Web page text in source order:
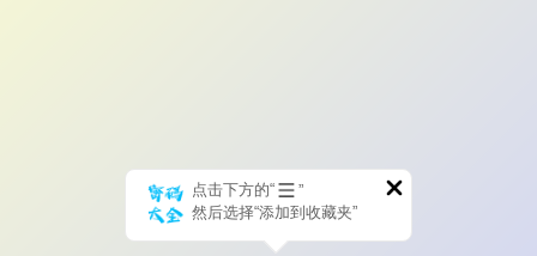
点击下方的“
”
然后选择“添加到收藏夹”